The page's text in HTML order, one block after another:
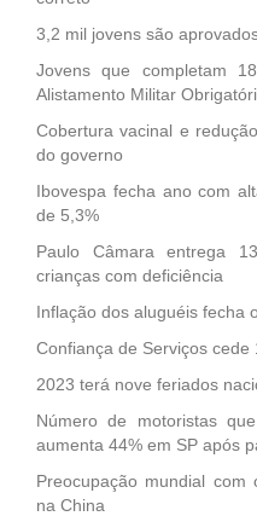
3,2 mil jovens são
Jovens que completam
Alistamento Militar
Cobertura vacinal e
do governo
Ibovespa fecha ano com
de 5,3%
Paulo Câmara entrega
crianças com deficiência
Inflação dos aluguéis fecha
Confiança de Serviços
2023 terá nove feriados
Número de motoristas
aumenta 44% em SP após
Preocupação mundial
na China